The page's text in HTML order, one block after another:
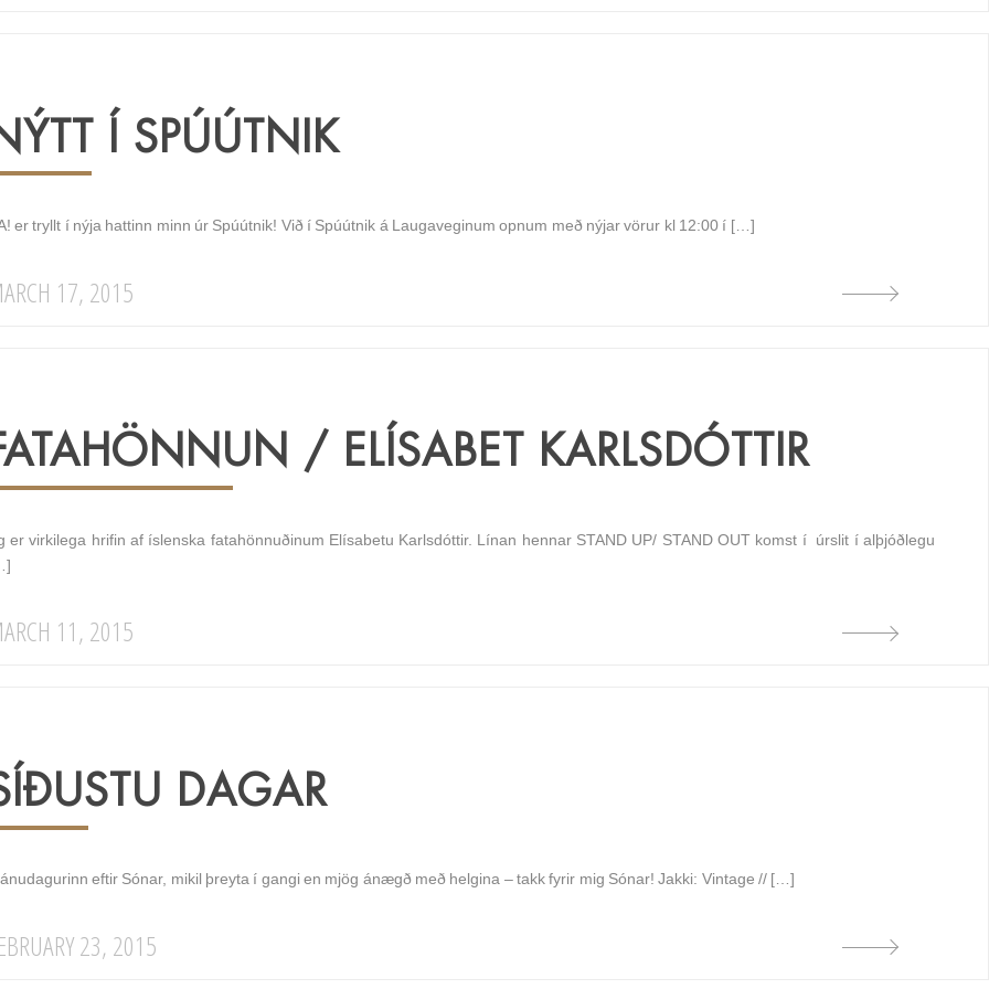
Í SPÚÚTNIK
er tryllt í nýja hattinn minn úr Spúútnik! Við í Spúútnik á Laugaveginum opnum með nýjar vörur kl 12:00 í […]
17, 2015
/ ELÍSABET KARLSDÓTTIR
er virkilega hrifin af íslenska fatahönnuðinum Elísabetu Karlsdóttir. Línan hennar STAND UP/ STAND OUT kom­st í úr­slit í alþjóðlegu
11, 2015
DAGAR
eftir Sónar, mikil þreyta í gangi en mjög ánægð með helgina – takk fyrir mig Sónar! Jakki: Vintage // […]
23, 2015